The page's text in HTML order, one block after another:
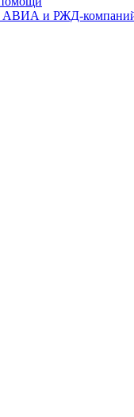
АВИА и РЖД-